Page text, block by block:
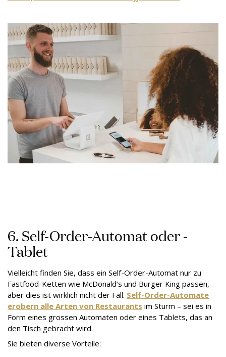
6. Self-Order-Automat oder -
Tablet
Vielleicht finden Sie, dass ein Self-Order-Automat nur zu
Fastfood-Ketten wie McDonald’s und Burger King passen,
aber dies ist wirklich nicht der Fall. Self-Order-Automate
erobern alle Arten von Restaurants im Sturm – sei es in
Form eines grossen Automaten oder eines Tablets, das an
den Tisch gebracht wird.
Sie bieten diverse Vorteile: